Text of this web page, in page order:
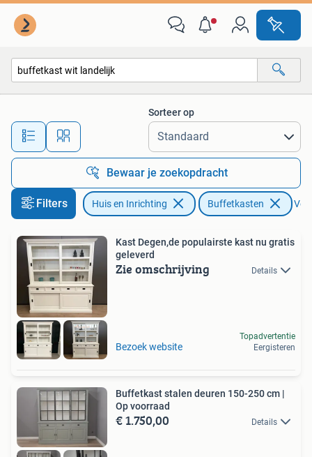
Alle afstanden…
Sorteer op
Bewaar je zoekopdracht
Filters Huis en Inrichting Buffetkasten
Kast Degen,de populairste kast nu gratis
geleverd
Zie omschrijving Details
Bezoek website
Topadvertentie
Eergisteren
Buffetkast stalen deuren 150-250 cm |
Op voorraad
€ 1.750,00 Details